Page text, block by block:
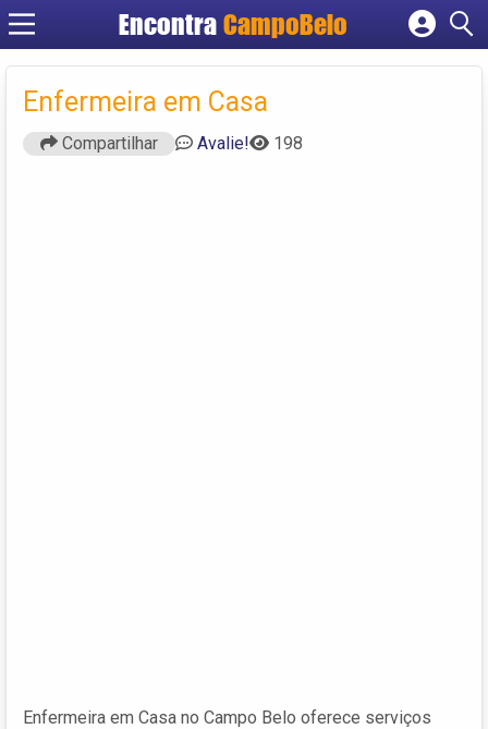
EncontraCampoBelo
Cadastrar empresa
Criar conta
Enfermeira em Casa
Compartilhar Avalie! 198
Enfermeira em Casa no Campo Belo oferece serviços